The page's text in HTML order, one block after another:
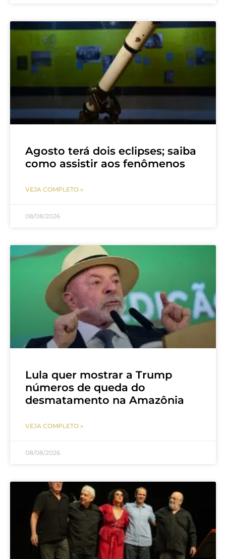
Agosto terá dois eclipses; saiba
como assistir aos fenômenos
VEJA COMPLETO »
08/08/2026
Lula quer mostrar a Trump
números de queda do
desmatamento na Amazônia
VEJA COMPLETO »
08/08/2026